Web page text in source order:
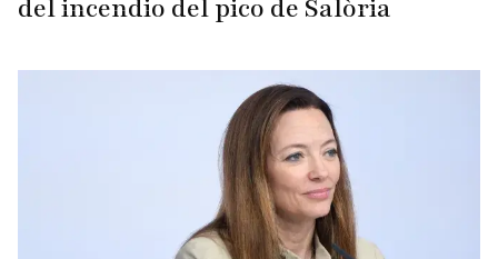
del incendio del pico de Salòria